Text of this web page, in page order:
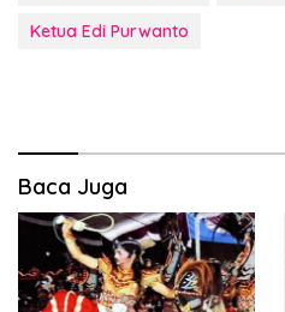
Ketua Edi Purwanto
Baca Juga